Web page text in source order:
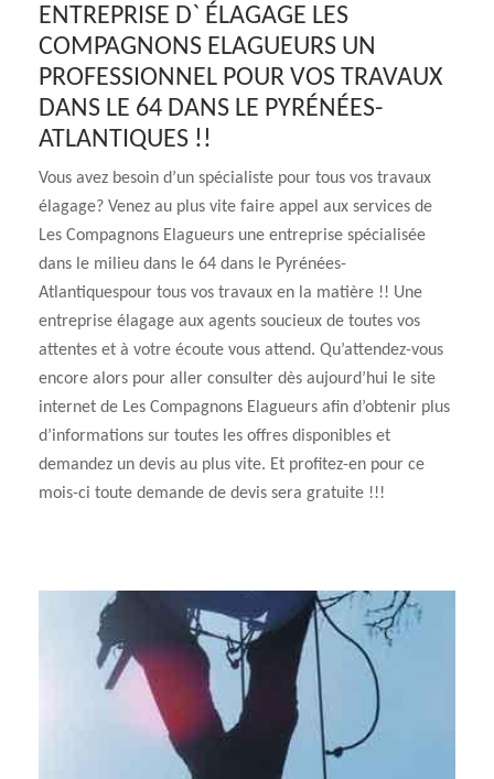
ENTREPRISE D` ÉLAGAGE LES
COMPAGNONS ELAGUEURS UN
PROFESSIONNEL POUR VOS TRAVAUX
DANS LE 64 DANS LE PYRÉNÉES-
ATLANTIQUES !!
Vous avez besoin d’un spécialiste pour tous vos travaux
élagage? Venez au plus vite faire appel aux services de
Les Compagnons Elagueurs une entreprise spécialisée
dans le milieu dans le 64 dans le Pyrénées-
Atlantiquespour tous vos travaux en la matière !! Une
entreprise élagage aux agents soucieux de toutes vos
attentes et à votre écoute vous attend. Qu’attendez-vous
encore alors pour aller consulter dès aujourd’hui le site
internet de Les Compagnons Elagueurs afin d’obtenir plus
d’informations sur toutes les offres disponibles et
demandez un devis au plus vite. Et profitez-en pour ce
mois-ci toute demande de devis sera gratuite !!!